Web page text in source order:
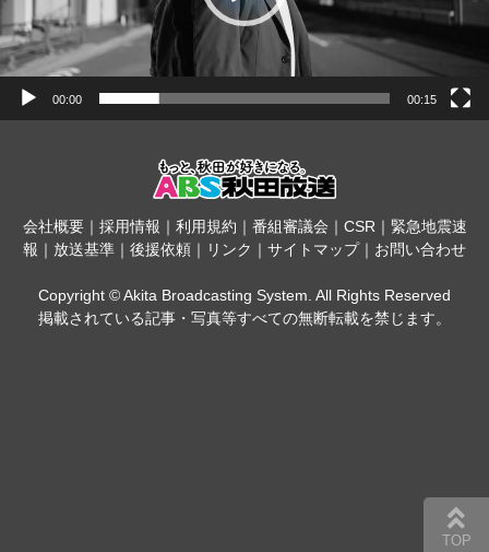
00:00 00:15
会社概要｜ 採用情報 ｜ 利用規約 ｜ 番組審議会 ｜ CSR｜ 緊急地震速
報 ｜ 放送基準 ｜ 後援依頼 ｜ リンク ｜ サイトマップ｜ お問い合わせ
Copyright © Akita Broadcasting System. All Rights Reserved
掲載されている記事・写真等すべての無断転載を禁じます。